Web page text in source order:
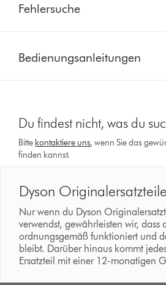
Fehlersuche
Bedienungsanleitungen
Du findest nicht, was du
Bitte kontaktiere uns, wenn Sie das
finden kannst.
Dyson Originalersatzteile
Nur wenn du Dyson
verwendst, gewährleisten wir, dass
ordnungsgemäß funktioniert und
bleibt. Darüber hinaus kommt
Ersatzteil mit einer 12-monatigen